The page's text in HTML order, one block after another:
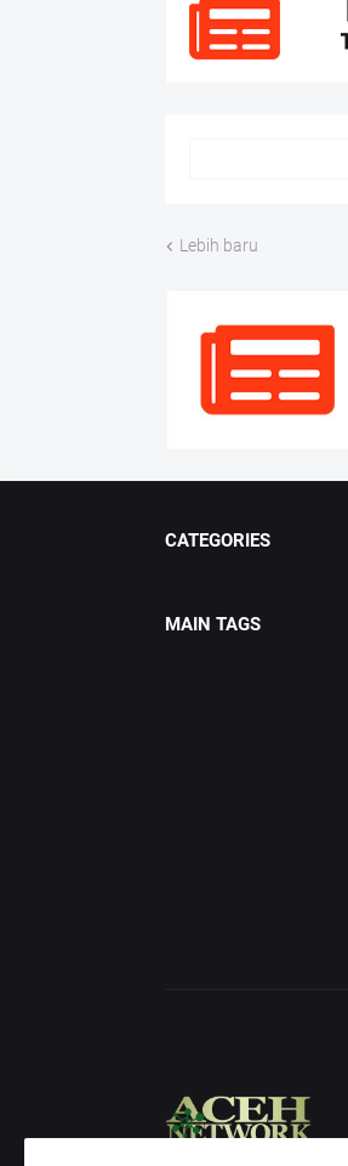
Lebih baru
CATEGORIES
MAIN TAGS